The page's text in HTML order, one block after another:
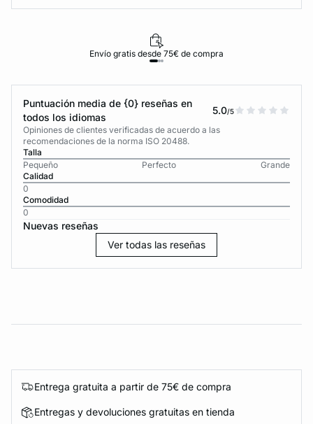
Envío gratis desde 75€ de compra
Puntuación media de {0} reseñas en
todos los idiomas
5.0/5
Opiniones de clientes verificadas de acuerdo a las
recomendaciones de la norma ISO 20488.
Talla
Pequeño
Perfecto
Grande
Calidad
0
Comodidad
0
Nuevas reseñas
Ver todas las reseñas
Entrega gratuita a partir de 75€ de compra
Entregas y devoluciones gratuitas en tienda